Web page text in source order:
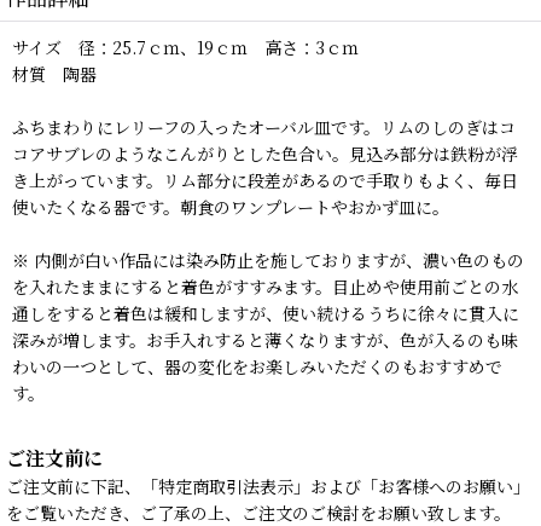
サイズ 径：25.7ｃｍ、19ｃｍ 高さ：3ｃｍ
材質 陶器
ふちまわりにレリーフの入ったオーバル皿です。リムのしのぎはコ
コアサブレのようなこんがりとした色合い。見込み部分は鉄粉が浮
き上がっています。リム部分に段差があるので手取りもよく、毎日
使いたくなる器です。朝食のワンプレートやおかず皿に。
※ 内側が白い作品には染み防止を施しておりますが、濃い色のもの
を入れたままにすると着色がすすみます。目止めや使用前ごとの水
通しをすると着色は緩和しますが、使い続けるうちに徐々に貫入に
深みが増します。お手入れすると薄くなりますが、色が入るのも味
わいの一つとして、器の変化をお楽しみいただくのもおすすめで
す。
ご注文前に
ご注文前に下記、「特定商取引法表示」および「お客様へのお願い」
をご覧いただき、ご了承の上、ご注文のご検討をお願い致します。